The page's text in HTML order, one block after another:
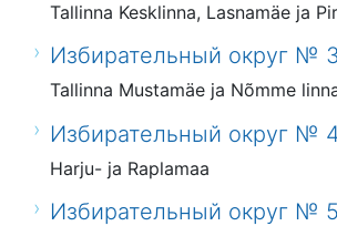
Tallinna Kesklinna, Lasnamäe ja
Избирательный округ № 3
Tallinna Mustamäe ja Nõmme
Избирательный округ №
Harju- ja Raplamaa
Избирательный округ № 5